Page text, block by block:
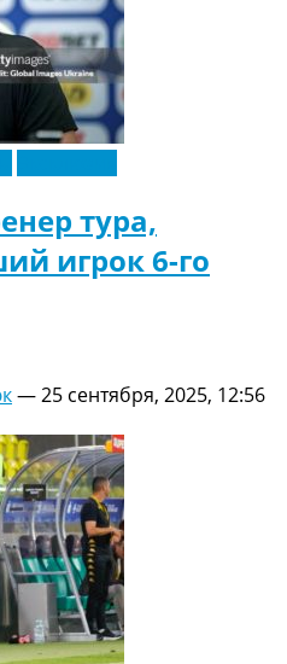
тура,
игрок 6-го
—25 сентября, 2025, 12:56